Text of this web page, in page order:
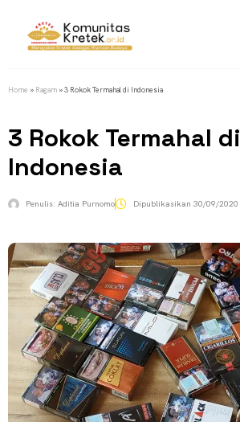
Home » Ragam »3 Rokok Termahal di Indonesia
3 Rokok Termahal di
Indonesia
Penulis: Aditia Purnomo Dipublikasikan 30/09/2020